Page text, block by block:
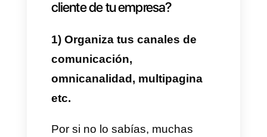
Por estas razones el día de hoy
hablaremos sobre un tema muy
interesante y compartiremos
contigo4 formas muy
efectivas de ampliar tus
operaciones de atención al